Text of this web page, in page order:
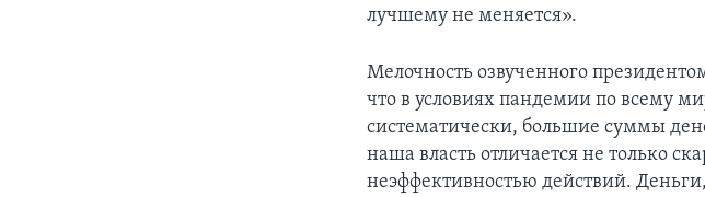
лучшему не меняется».
Мелочность озвученного
что в условиях пандемии по всему
систематически, большие суммы
наша власть отличается не только
неэффективностью действий.